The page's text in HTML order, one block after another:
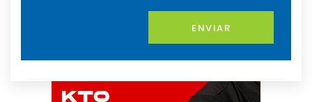
ENVIAR